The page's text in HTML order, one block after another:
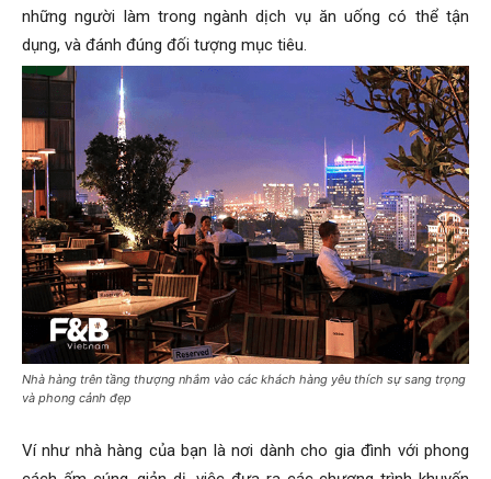
những người làm trong ngành dịch vụ ăn uống có thể tận
dụng, và đánh đúng đối tượng mục tiêu.
Nhà hàng trên tầng thượng nhắm vào các khách hàng yêu thích sự sang trọng
và phong cảnh đẹp
Ví như nhà hàng của bạn là nơi dành cho gia đình với phong